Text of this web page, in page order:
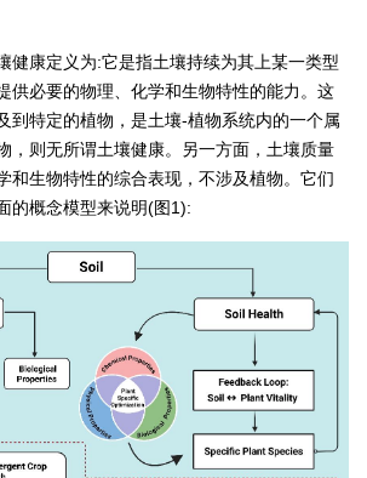
健康定义为:它是指土壤持续为其上某一类型
供必要的物理、化学和生物特性的能力。这
到特定的植物，是土壤-植物系统内的一个属
，则无所谓土壤健康。另一方面，土壤质量
和生物特性的综合表现，不涉及植物。它们
的概念模型来说明(图1):